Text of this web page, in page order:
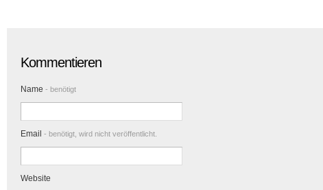
Kommentieren
Name - benötigt
Email - benötigt, wird nicht veröffentlicht.
Website